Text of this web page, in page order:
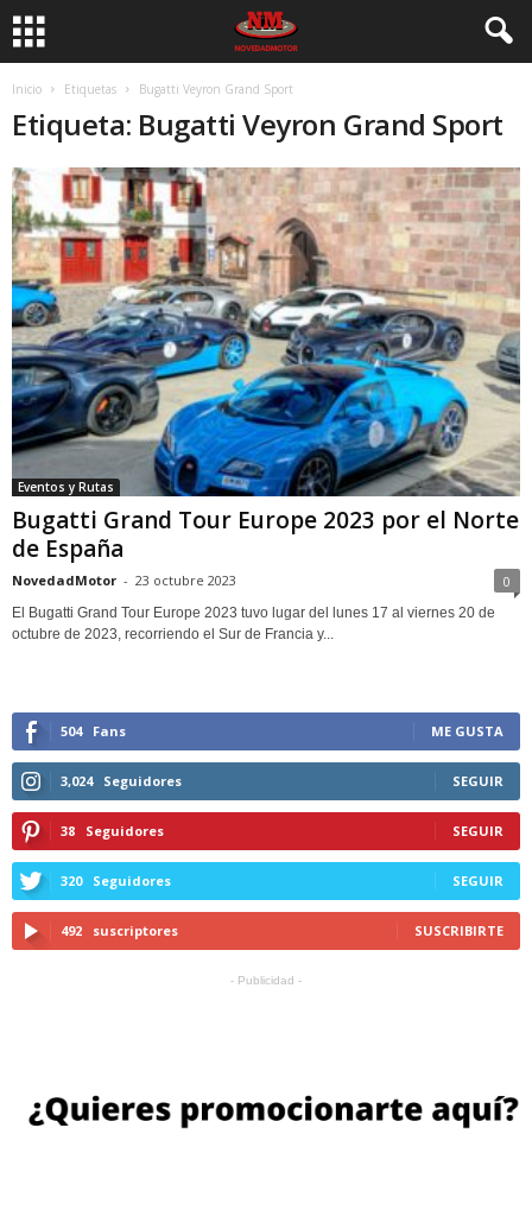
Inicio Etiquetas Bugatti Veyron Grand Sport
Etiqueta: Bugatti Veyron Grand Sport
Eventos y Rutas
Bugatti Grand Tour Europe 2023 por el Norte
de España
NovedadMotor - 23 octubre 2023 0
El Bugatti Grand Tour Europe 2023 tuvo lugar del lunes 17 al viernes 20 de
octubre de 2023, recorriendo el Sur de Francia y...
504 Fans ME GUSTA
3,024 Seguidores SEGUIR
38 Seguidores SEGUIR
320 Seguidores SEGUIR
492 suscriptores SUSCRIBIRTE
- Publicidad -